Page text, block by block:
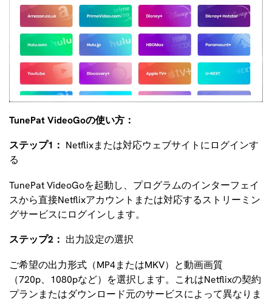
TunePat VideoGoの使い方：
ステップ1： Netflixまたは対応ウェブサイトにログインす
る
TunePat VideoGoを起動し、プログラムのインターフェイ
スから直接Netflixアカウントまたは対応するストリーミン
グサービスにログインします。
ステップ2： 出力設定の選択
ご希望の出力形式（MP4またはMKV）と動画画質
（720p、1080pなど）を選択します。これはNetflixの契約
プランまたはダウンロード元のサービスによって異なりま